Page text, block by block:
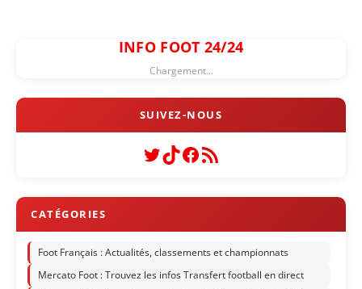
INFO FOOT 24/24
Chargement...
Twitter
TikTok
Facebook
Flux RSS
Foot Français : Actualités, classements et championnats
Mercato Foot : Trouvez les infos Transfert football en direct